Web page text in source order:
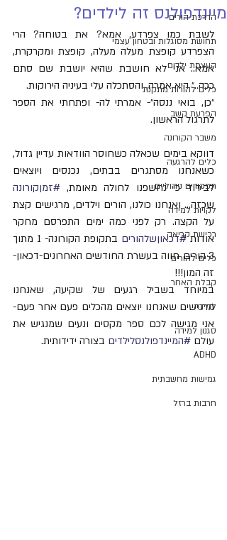
הדרכת הורים
תחושת מסוגלות ובטחון עצמי
העצמת ילדים
כלים להורות מתקנת
הפרעת קשב
משבר הקורונה
כלים להרגעה
תפקודים ניהוליים
לקויות למידה
רכישת קריאה
כלים להורים
קבלת האחר
למידה
סגנון למידה
ADHD
גמישות מחשבתית
חרבות ברזל
מיינדפולנס זה לילדים?
ככה..״ היא אמרה, והסתכלה עלי בעיניה הירוקות.
לתרגול הראשון.
לבידוד כי נחשפנו לחולה מאומת, #זמןקורונה
אודות #דכאוןשלהורים
זה המון!!!
עולם #המיינדפולנסלילדים בצורה ידידותית.